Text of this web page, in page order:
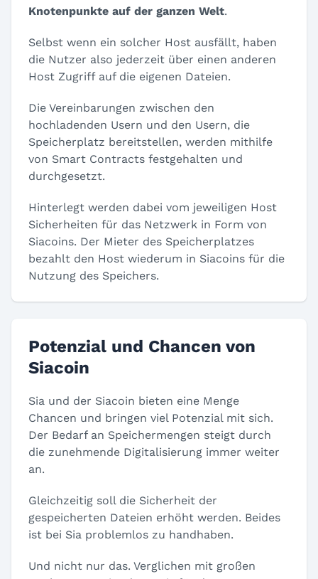
Knotenpunkte auf der ganzen Welt.
Selbst wenn ein solcher Host ausfällt, haben
die Nutzer also jederzeit über einen anderen
Host Zugriff auf die eigenen Dateien.
Die Vereinbarungen zwischen den
hochladenden Usern und den Usern, die
Speicherplatz bereitstellen, werden mithilfe
von Smart Contracts festgehalten und
durchgesetzt.
Hinterlegt werden dabei vom jeweiligen Host
Sicherheiten für das Netzwerk in Form von
Siacoins. Der Mieter des Speicherplatzes
bezahlt den Host wiederum in Siacoins für die
Nutzung des Speichers.
Potenzial und Chancen von
Siacoin
Sia und der Siacoin bieten eine Menge
Chancen und bringen viel Potenzial mit sich.
Der Bedarf an Speichermengen steigt durch
die zunehmende Digitalisierung immer weiter
an.
Gleichzeitig soll die Sicherheit der
gespeicherten Dateien erhöht werden. Beides
ist bei Sia problemlos zu handhaben.
Und nicht nur das. Verglichen mit großen